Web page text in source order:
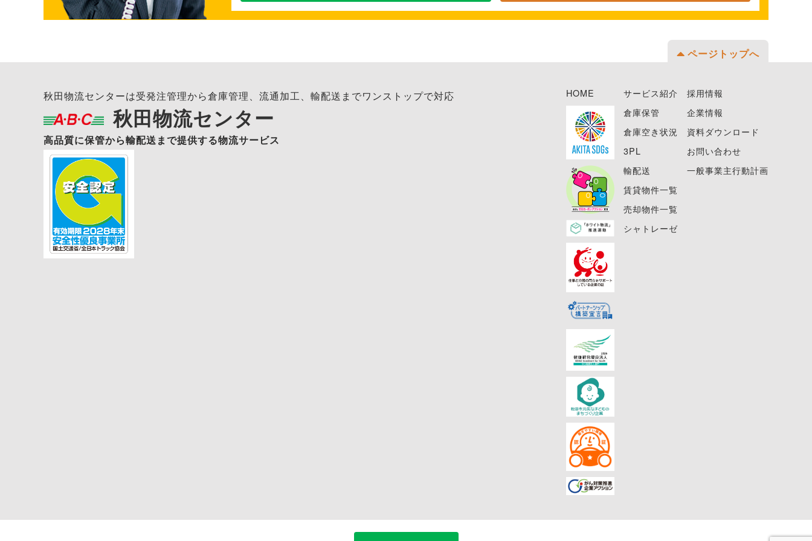
ページトップへ
秋田物流センターは受発注管理から倉庫管理、流通加工、輸配送までワンストップで対応
秋田物流センター
高品質に保管から輸配送まで提供する物流サービス
HOME
サービス紹介
倉庫保管
倉庫空き状況
3PL
輸配送
賃貸物件一覧
売却物件一覧
シャトレーゼ
採用情報
企業情報
資料ダウンロード
お問い合わせ
一般事業主行動計画